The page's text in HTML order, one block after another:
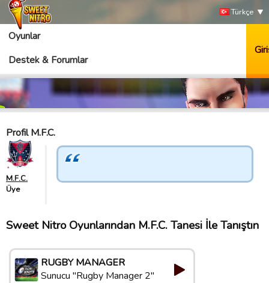
Türkçe
Oyunlar
Destek & Forumlar
Profil M.F.C.
M.F.C.
Üye
Sweet Nitro Oyunlarından M.F.C. Tanesi İle Tanıştın
RUGBY MANAGER
Sunucu "Rugby Manager 2"